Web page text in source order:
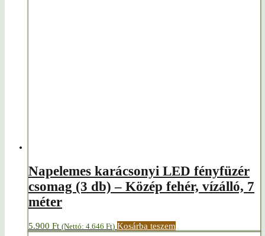
Napelemes karácsonyi LED fényfüzér
csomag (3 db) – Közép fehér, vízálló, 7
méter
5.900 Ft (Nettó: 4.646 Ft) Kosárba teszem